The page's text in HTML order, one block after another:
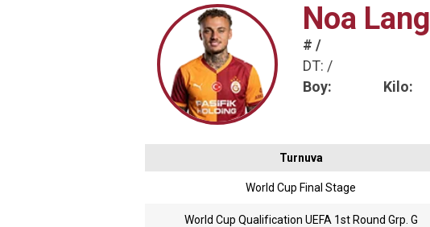
Noa Lang
# /
DT: /
Boy:
Kilo:
Turnuva
World Cup Final Stage
World Cup Qualification UEFA 1st Round Grp. G